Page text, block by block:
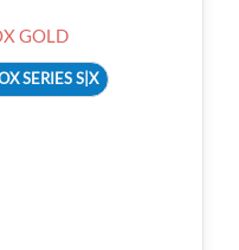
GOLD
SERIES S|X